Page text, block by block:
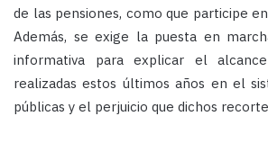
de las pensiones, como que participe
Además, se exige la puesta en
informativa para explicar el
realizadas estos últimos años en el
públicas y el perjuicio que dichos